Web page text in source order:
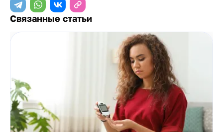
Связанные статьи